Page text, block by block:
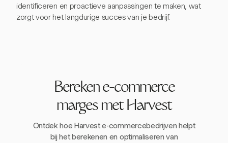
identificeren en proactieve aanpassingen te maken, wat
zorgt voor het langdurige succes van je bedrijf.
Bereken e-commerce
marges met Harvest
Ontdek hoe Harvest e-commercebedrijven helpt
bij het berekenen en optimaliseren van